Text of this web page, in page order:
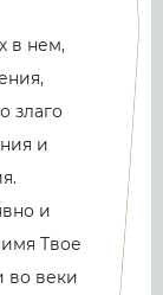
в нем,
злаго
и
и
Твое
во веки